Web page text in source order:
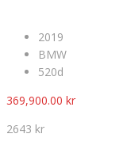
2019
BMW
520d
369,900.00 kr
2643 kr